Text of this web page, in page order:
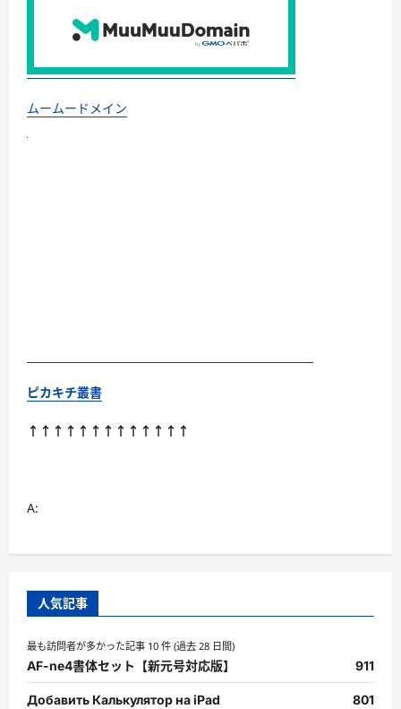
ムームードメイン
ピカキチ叢書
↑↑↑↑↑↑↑↑↑↑↑↑↑
A:
人気記事
最も訪問者が多かった記事 10 件 (過去 28 日間)
AF-ne4書体セット【新元号対応版】 911
Добавить Калькулятор на iPad 801